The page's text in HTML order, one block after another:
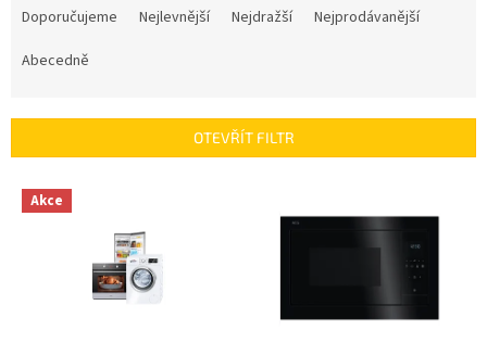
r
Doporučujeme Nejlevnější Nejdražší
Nejprodávanější
Abecedně
OTEVŘÍT FILTR
V Akce